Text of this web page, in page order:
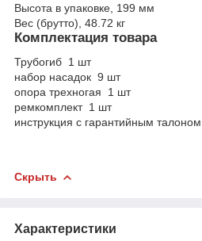
Высота в упаковке, 199 мм
Вес (брутто), 48.72 кг
Комплектация товара
Трубогиб 1 шт
набор насадок 9 шт
опора трехногая 1 шт
ремкомплект 1 шт
инструкция с гарантийным талоном
Скрыть
Характеристики